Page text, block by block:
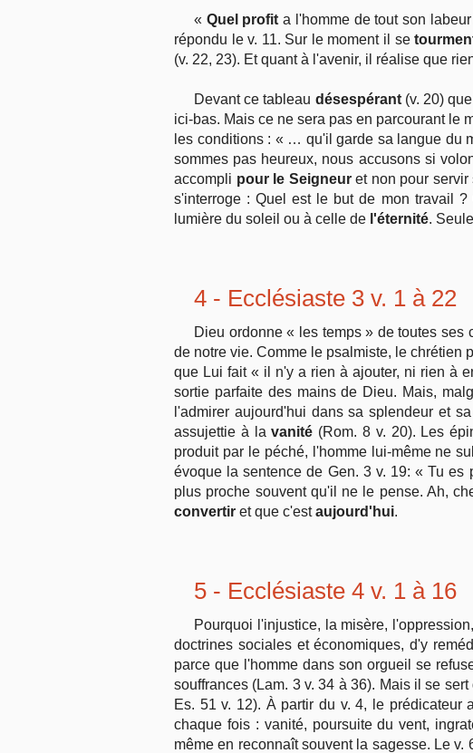
« Quel profit a l'homme de tout son
répondu le v. 11. Sur le moment il se
(v. 22, 23). Et quant à l'avenir, il réalise que
Devant ce tableau désespérant(v. 20)
ici-bas. Mais ce ne sera pas en parcourant le
les conditions : « … qu'il garde sa langue
sommes pas heureux, nous accusons si
accompli pour le Seigneuret non pour servir
s'interroge : Quel est le but de mon travail
lumière du soleil ou à celle de l'éternité.
4 - Ecclésiaste 3 v. 1 à 22
Dieu ordonne « les temps » de toutes
de notre vie. Comme le psalmiste, le chrétien
que Lui fait « il n'y a rien à ajouter, ni rien à
sortie parfaite des mains de Dieu. Mais,
l'admirer aujourd'hui dans sa splendeur et
assujettie à lavanité (Rom. 8 v. 20). Les
produit par le péché, l'homme lui-même ne
évoque la sentence de Gen. 3 v. 19: « Tu
plus proche souvent qu'il ne le pense. Ah,
convertir et que c'estaujourd'hui.
5 - Ecclésiaste 4 v. 1 à 16
Pourquoi l'injustice, la misère,
doctrines sociales et économiques, d'y
parce que l'homme dans son orgueil se
souffrances (Lam. 3 v. 34 à 36). Mais il se
Es. 51 v. 12). À partir du v. 4, le
chaque fois : vanité, poursuite du vent,
même en reconnaît souvent la sagesse. Le v.